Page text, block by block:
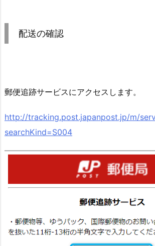
配送の確認
郵便追跡サービスにアクセスします。
http://tracking.post.japanpost.jp/m/
searchKind=S004